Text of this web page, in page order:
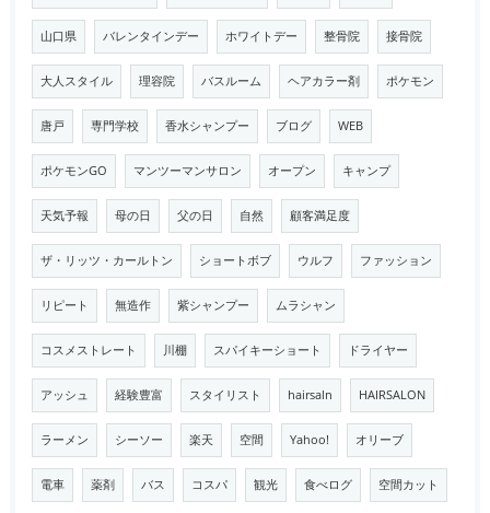
山口県 バレンタインデー ホワイトデー 整骨院 接骨院
大人スタイル 理容院 バスルーム ヘアカラー剤 ポケモン
唐戸 専門学校 香水シャンプー ブログ WEB
ポケモンGO マンツーマンサロン オープン キャンプ
天気予報 母の日 父の日 自然 顧客満足度
ザ・リッツ・カールトン ショートボブ ウルフ ファッション
リピート 無造作 紫シャンプー ムラシャン
コスメストレート 川棚 スパイキーショート ドライヤー
アッシュ 経験豊富 スタイリスト hairsaln HAIRSALON
ラーメン シーソー 楽天 空間 Yahoo! オリーブ
電車 薬剤 バス コスパ 観光 食べログ 空間カット